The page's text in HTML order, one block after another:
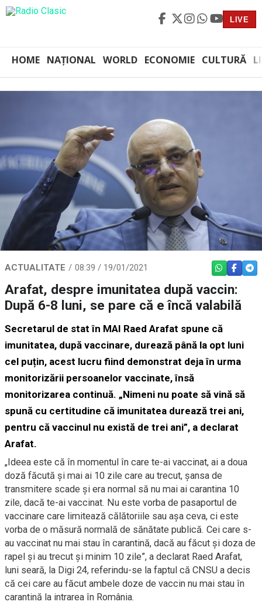
LIVE
HOME NAȚIONAL WORLD ECONOMIE CULTURĂ
ACTUALITATE 08:39 / 19/01/2021 WHATSAPP
Arafat, despre imunitatea după vaccin:
După 6-8 luni, se pare că e încă valabilă
Secretarul de stat în MAI Raed Arafat spune că
imunitatea, după vaccinare, durează până la opt luni
cel puțin, acest lucru fiind demonstrat deja în urma
monitorizării persoanelor vaccinate, însă
monitorizarea continuă. „Nimeni nu poate să vină să
spună cu certitudine că imunitatea durează trei ani,
pentru că vaccinul nu există de trei ani”, a declarat
Arafat.
„Ideea este că în momentul în care te-ai vaccinat, ai a doua
doză făcută şi mai ai 10 zile care au trecut, şansa de
transmitere scade şi era normal să nu mai ai carantina 10
zile, dacă te-ai vaccinat. Nu este vorba de pasaportul de
vaccinare care limitează călătoriile sau aşa ceva, ci este
vorba de o măsură normală de sănătate publică. Cei care s-
au vaccinat nu mai stau în carantină, dacă au făcut şi doza de
rapel şi au trecut şi minim 10 zile”, a declarat Raed Arafat,
luni seară, la Digi 24, referindu-se la faptul că CNSU a decis
că cei care au făcut ambele doze de vaccin nu mai stau în
carantină la intrarea în România.